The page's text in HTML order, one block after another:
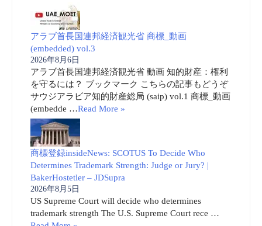
アラブ首長国連邦経済観光省 商標_動画
(embedded) vol.3
2026年8月6日
アラブ首長国連邦経済観光省 動画 知的財産：権利
を守るには？ ブックマーク こちらの記事もどうぞ
サウジアラビア知的財産総局 (saip) vol.1 商標_動画
(embedde …Read More »
商標登録insideNews: SCOTUS To Decide Who
Determines Trademark Strength: Judge or Jury? |
BakerHostetler – JDSupra
2026年8月5日
US Supreme Court will decide who determines
trademark strength The U.S. Supreme Court rece …